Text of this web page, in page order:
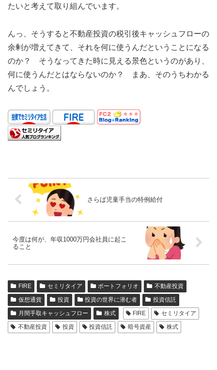
たいと考えて取り組んでいます。
んっ、そうすると不動産投資の税引後キャッシュフローの
余剰が増えてきて、それを何に使うんだということになる
のか？ そうなってきた時に見える景色というのがあり、
何に使うんだとはならないのか？ まあ、そのうちわかる
んでしょう。
さらば児童手当の特例給付
今度は何が、年収1000万円会社員に起こ
ること
FIRE セミリタイア ポートフォリオ
不動産投資
仮想通貨
投資 投資の世界に潜む者
投資信託
月間手取キャッシュフロー
株式 FIRE
セミリタイア
不動産投資
投資 投資信託 暗号資産 株式